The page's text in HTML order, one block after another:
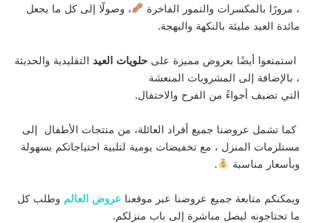
، مرورًا بالمكسرات والتمور الفاخرة
، وصولًا إلى كل ما يجعل
مائدة العيد مليئة بالنكهة والبهجة.
استمتعوا أيضًا بعروض مميزة على حلويات العيد التقليدية والحديثة
، بالإضافة إلى المشروبات المنعشة
التي تضيف أجواءً من الفرح والاحتفال.
كما تشمل عروضنا جميع أفراد العائلة، من منتجات الأطفال إلى
مستلزمات المنزل ، مع تخفيضات يومية لتلبية احتياجاتكم بسهولة
وبأسعار مناسبة
.
ويمكنكم متابعة جميع عروضنا عبر موقعنا عروض العالم وطلب كل
ما تحتاجونه ليصل مباشرة إلى باب منزلكم.